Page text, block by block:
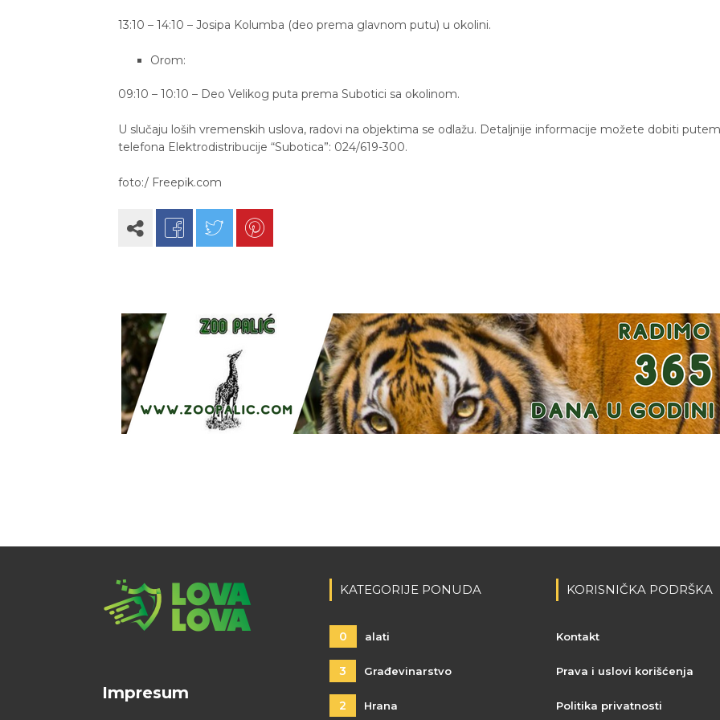
13:10 – 14:10 – Josipa Kolumba (deo prema glavnom putu) u okolini.
Orom:
09:10 – 10:10 – Deo Velikog puta prema Subotici sa okolinom.
U slučaju loših vremenskih uslova, radovi na objektima se odlažu. Detaljnije informacije možete dobiti putem
telefona Elektrodistribucije “Subotica”: 024/619-300.
foto:/ Freepik.com
Impresum
KATEGORIJE PONUDA
0 alati
3 Građevinarstvo
2 Hrana
KORISNIČKA PODRŠKA
Kontakt
Prava i uslovi korišćenja
Politika privatnosti